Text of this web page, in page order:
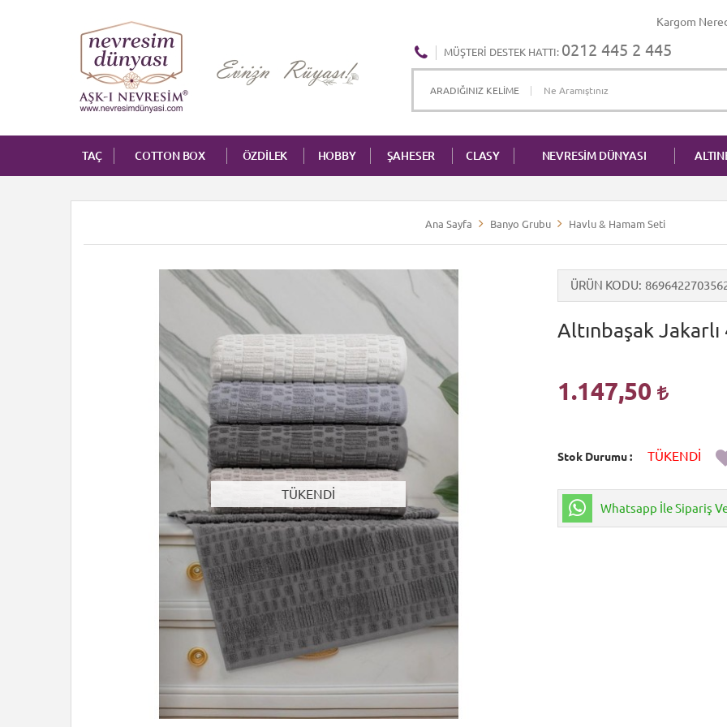
Kargom
MÜŞTERI DESTEK HATTI: 0212 445 2 445
TAÇ COTTON BOX ÖZDİLEK HOBBY ŞAHESER CLASY NEVRESİM DÜNYASI
Ana Sayfa Banyo Grubu Havlu & Hamam Seti
TÜKENDİ
ÜRÜN KODU
Altınbaşak
1.147,50
Stok Durumu TÜKENDİ
Whatsapp İle Sipariş